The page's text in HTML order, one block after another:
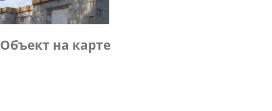
Объект на карте